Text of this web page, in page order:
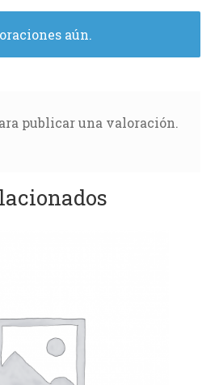
aún.
publicar una valoración.